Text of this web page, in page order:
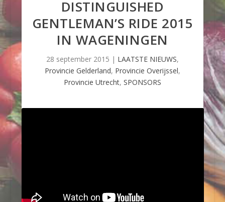
DISTINGUISHED
GENTLEMAN’S RIDE 2015
IN WAGENINGEN
28 september 2015 | LAATSTE NIEUWS,
Provincie Gelderland, Provincie Overijssel,
Provincie Utrecht, SPONSORS